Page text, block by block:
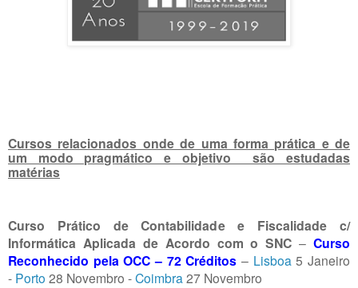
Cursos relacionados onde de uma forma prática e de
um modo pragmático e objetivo são estudadas
matérias
Curso Prático de Contabilidade e Fiscalidade c/
Informática Aplicada de Acordo com o SNC– Curso
Reconhecido pela OCC – 72 Créditos – Lisboa5 Janeiro
- Porto 28 Novembro -Coimbra27 Novembro